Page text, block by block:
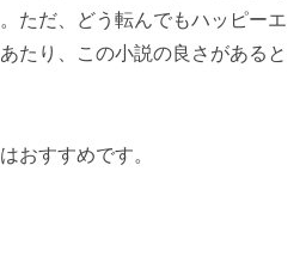
ただ、どう転んでもハッピーエ
たり、この小説の良さがあると
おすすめです。